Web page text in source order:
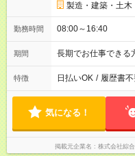
製造・建築・土木
勤務時間 08:00～16:40
期間 長期でお仕事できる
特徴 日払いOK / 履歴書
気になる！
掲載元企業名 株式会社綜